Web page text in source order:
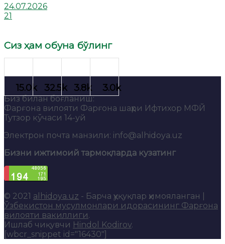
24.07.2026
21
Сиз ҳам обуна бўлинг
Биз билан боғланиш:
Фарғона вилояти Фарғона шаҳри Ифтихор МФЙ
Тутзор кўчаси 14-уй
Электрон почта манзили: info@alhidoya.uz
Бизни ижтимоий тармоқларда кузатинг
© 2021 alhidoya.uz - Барча ҳуқуқлар ҳимояланган |
Ўзбекистон мусулмонлари идорасининг Фарғона
вилояти вакиллиги.
Ишлаб чиқувчи Hindol Kodirov.
[wbcr_snippet id="16430"]